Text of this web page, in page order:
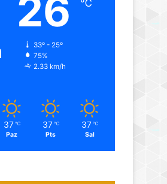
26 ℃
33º - 25º
75%
2.33 km/h
37 ℃
Paz
37 ℃
Pts
37 ℃
Sal